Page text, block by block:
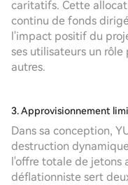
caritatifs. Cette
continu de fonds
l'impact positif du
ses utilisateurs un
autres.
3. Approvisionnement
Dans sa conception,
destruction
l'offre totale de jetons
déflationniste sert